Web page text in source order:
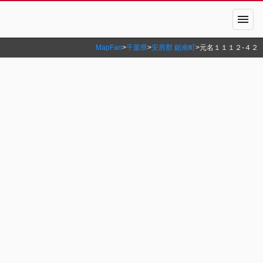
menu
MapFan>千葉県>安房郡 鋸南町>元名１１１２‐４２